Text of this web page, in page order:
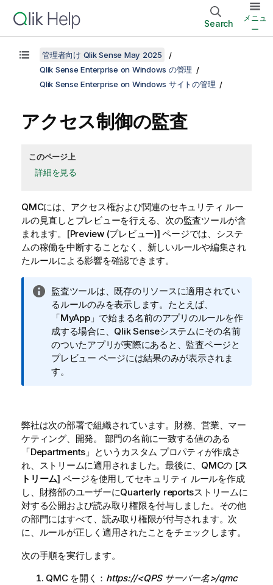
Search
メニュ
ー
管理者向け Qlik Sense May 2025
Qlik Sense Enterprise on Windows の管理
Qlik Sense Enterprise on Windows サイトの管理
アクセス制御の監査
このページ上
詳細を見る
QMCには、アクセス権および関連のセキュリティ ルー
ルの見直しとプレビューを行える、次の監査ツールが含
まれます。[Preview (プレビュー)] ページでは、システ
ムの稼働を中断することなく、新しいルールや編集され
たルールによる影響を確認できます。
情
報
メ
モ
監査ツールは、既存のリソースに適用されてい
るルールのみを表示します。たとえば、
「MyApp」で始まる名前のアプリのルールを作
成する場合に、 Qlik Senseシステムにその名前
のついたアプリが実際にあると、監査ページと
プレビュー ページには結果のみが表示されま
す。
弊社は次の部署で組織されています。財務、営業、マー
ケティング、開発。 部門の名前に一致する値のある
「Departments」というカスタム プロパティが作成さ
れ、ストリームに適用されました。最後に、 QMCの [ス
トリーム] ページを使用してセキュリティ ルールを作成
し、財務部のユーザーにQuarterly reportsストリームに
対する公開および読み取り権限を付与しました。その他
の部門にはすべて、読み取り権限が付与されます。次
に、ルールが正しく適用されたことをチェックします。
次の手順を実行します。
QMCを開く： https://<QPS サーバー名>/qmc